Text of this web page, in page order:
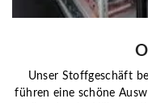
Unser Stoffgeschäft
führen eine schöne